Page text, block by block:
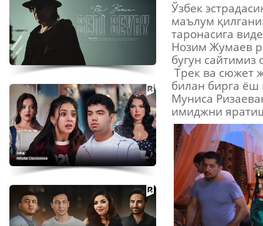
Ўзбек
маълум
таронасига
Нозим Жумаев
бугун
Трек ва сюжет
билан бирга ёш
Муниса
имиджни